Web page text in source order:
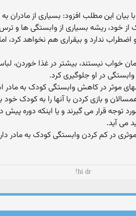
این مطلب افزود: بسیاری از مادران به
از خود، ریشه بسیاری از وابستگی ها و
ندارد و بیقراری هم نخواهد
خواب نیستند، بیشتر در غذا خوردن،
در او جلوگیری کرد.
موثر در کاهش وابستگی کودک به مادر
و بازی کردن با آنها را به کودک خود
توجه قرار می گیرند و یا اینکه دوره
می آید.
در کم کردن وابستگی کودک به
hi dr!